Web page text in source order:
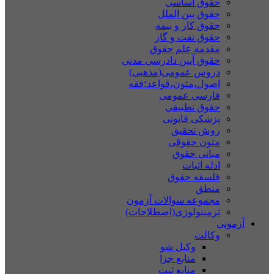
حقوق اساسی
حقوق بین الملل
حقوق کار و بیمه
حقوق نفت و گاز
مقدمه علم حقوق
حقوق آیین دادرسی مدنی
دروس عمومی(مذهبی)
اصول،متون،قواعد؛فقه
فارسی عمومی
حقوق تطبیقی
پزشکی قانونی
روش تحقیق
متون حقوقی
مبانی حقوق
ادله اثبات
فلسفه حقوق
منطق
مجموعه سوالات آزمون
ترمینولوژی(اصطلاحات)
آزمونی
وکالت
وکیل شو
منابع جزا
منابع ثبت